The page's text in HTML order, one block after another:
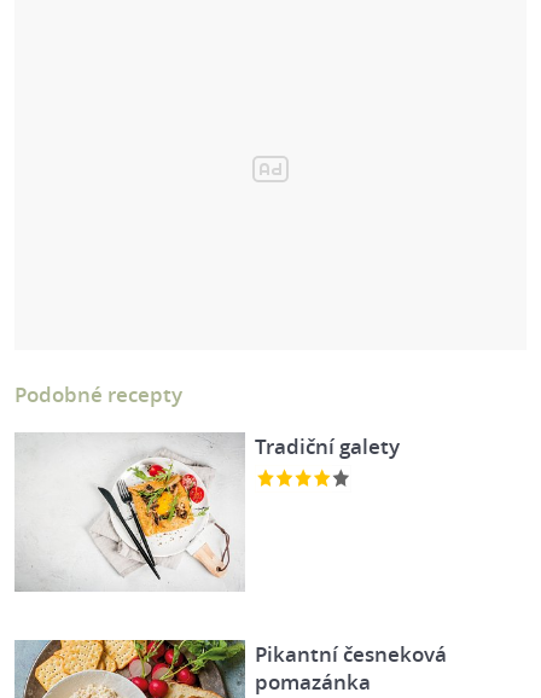
Podobné recepty
Tradiční galety
Pikantní česneková
pomazánka